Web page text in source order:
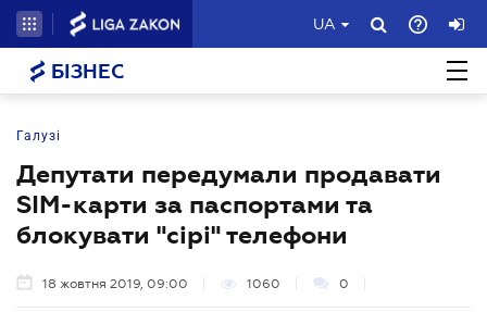
UA
БІЗНЕС
Галузі
Депутати передумали продавати
SIM-карти за паспортами та
блокувати "сірі" телефони
18 жовтня 2019, 09:00 1060 0